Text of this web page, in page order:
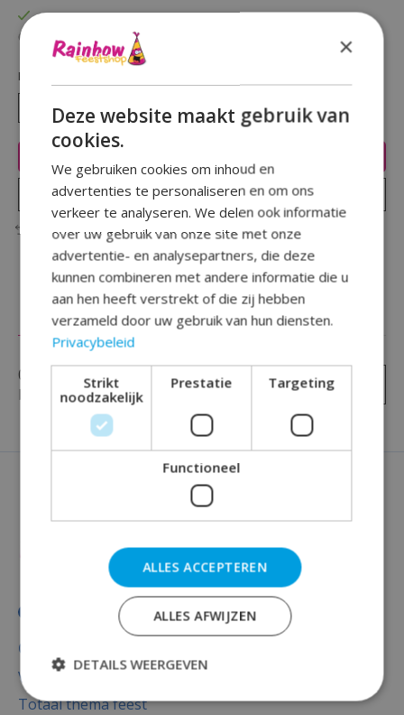
Op voorraad
Beschikbaarheid in de winkel controleren
Hoeveelheid:
Plaats bestelling
Toevoegen om te vergelijken
Reviews (0)
0 sterren op basis van0
beoordelingen
Je beoordeling toevoegen
Categorieën
Versiering
Totaal thema feest
×
Deze website maakt gebruik van
cookies.
We gebruiken cookies om inhoud en
advertenties te personaliseren en om ons
verkeer te analyseren. We delen ook informatie
over uw gebruik van onze site met onze
advertentie- en analysepartners, die deze
kunnen combineren met andere informatie die u
aan hen heeft verstrekt of die zij hebben
verzameld door uw gebruik van hun diensten.
Privacybeleid
Strikt
noodzakelijk
Prestatie Targeting
Functioneel
ALLES ACCEPTEREN
ALLES AFWIJZEN
DETAILS WEERGEVEN